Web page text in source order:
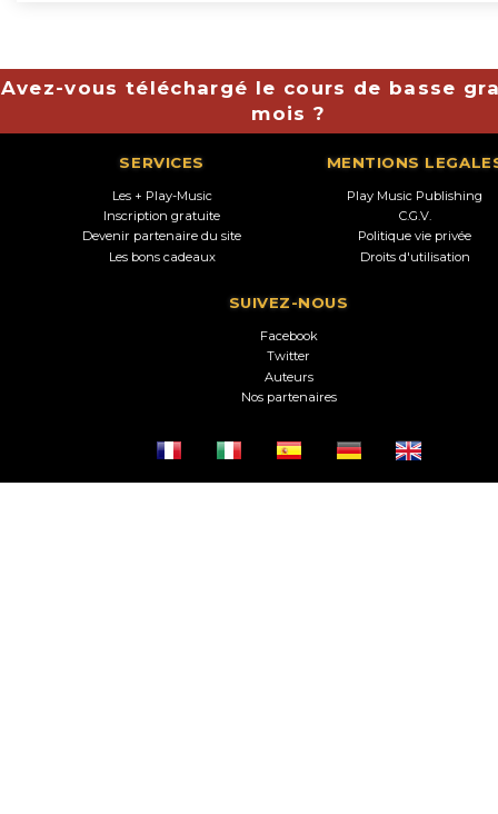
Avez-vous téléchargé le cours de basse
mois ?
SERVICES
Les + Play-Music
Inscription gratuite
Devenir partenaire du site
Les bons cadeaux
MENTIONS
Play Music Publishing
C.G.V.
Politique vie privée
Droits d'utilisation
SUIVEZ-NOUS
Facebook
Twitter
Auteurs
Nos partenaires